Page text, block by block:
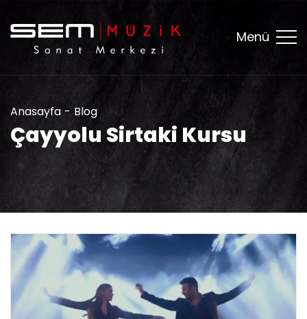
Menü
Anasayfa Blog
Çayyolu Sirtaki Kursu